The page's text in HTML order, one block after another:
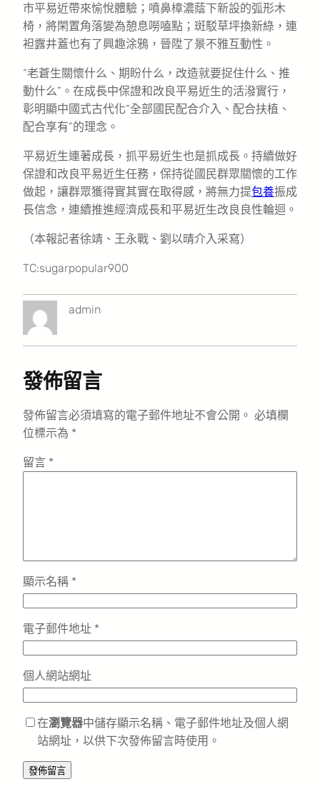
市平易近帶來愉悅體驗；噴鼻樟濃蔭下新設的弧形木
椅，將閑置角落變為憩息嘮嗑點；斑駁草坪換新綠，連
袒露井蓋也有了興趣涂鴉，晉陞了景不雅互動性。
“老蒼生關懷什么、期盼什么，改造就要捉住什么、推
動什么”。在成長中保證和改良平易近生的活潑實行，
彰明顯中國式古代化“全部國民配合介入、配合扶植、
配合享有”的理念。
平易近生連著成長，抓平易近生也是抓成長。持續做好
保證和改良平易近生任務，保持從國民群眾關懷的工作
做起，讓群眾獲得實其實在取得感，將無力提包養振成
長信念，連續推進經濟成長和平易近生改良良性輪迴。
（本報記者徐靖、王永戰、劉以晴介入采寫）
TC:sugarpopular900
admin
發佈留言
發佈留言必須填寫的電子郵件地址不會公開。 必填欄
位標示為 *
留言 *
顯示名稱 *
電子郵件地址 *
個人網站網址
在瀏覽器中儲存顯示名稱、電子郵件地址及個人網
站網址，以供下次發佈留言時使用。